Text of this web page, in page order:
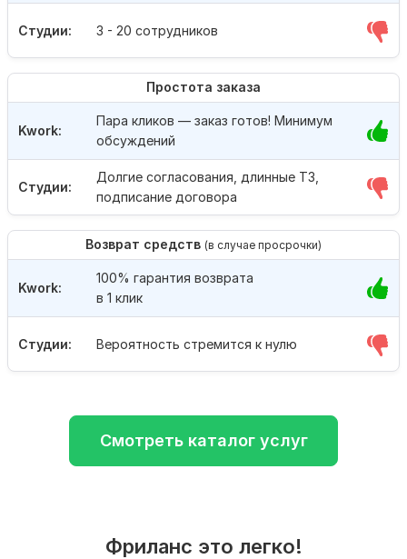
Студии: 3 - 20 сотрудников
Простота заказа
Студии:
Долгие согласования, длинные ТЗ,
подписание договора
Kwork:
Пара кликов — заказ готов! Минимум
обсуждений
Возврат средств (в случае просрочки)
Студии: Вероятность стремится к нулю
Kwork:
100% гарантия возврата
в 1 клик
Смотреть каталог услуг
Фриланс это легко!